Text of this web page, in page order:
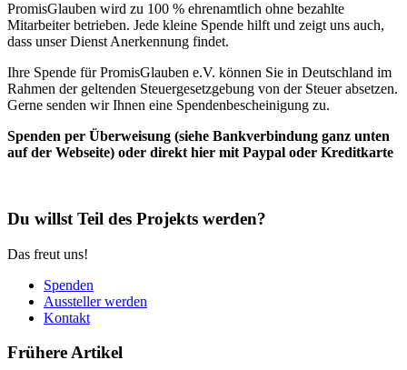
PromisGlauben wird zu 100 % ehrenamtlich ohne bezahlte
Mitarbeiter betrieben. Jede kleine Spende hilft und zeigt uns auch,
dass unser Dienst Anerkennung findet.
Ihre Spende für PromisGlauben e.V. können Sie in Deutschland im
Rahmen der geltenden Steuergesetzgebung von der Steuer absetzen.
Gerne senden wir Ihnen eine Spendenbescheinigung zu.
Spenden per Überweisung (siehe Bankverbindung ganz unten
auf der Webseite) oder direkt hier mit Paypal oder Kreditkarte
Du willst Teil des Projekts werden?
Das freut uns!
Spenden
Aussteller werden
Kontakt
Frühere Artikel